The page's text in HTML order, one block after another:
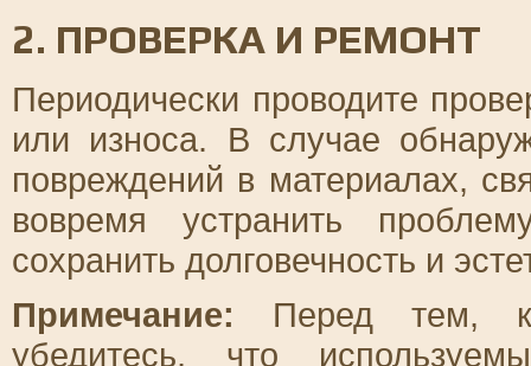
2. ПРОВЕРКА И РЕМОНТ
Периодически проводите
или износа. В случае
повреждений в материалах,
вовремя устранить
сохранить долговечность и
Примечание: Перед тем,
убедитесь, что